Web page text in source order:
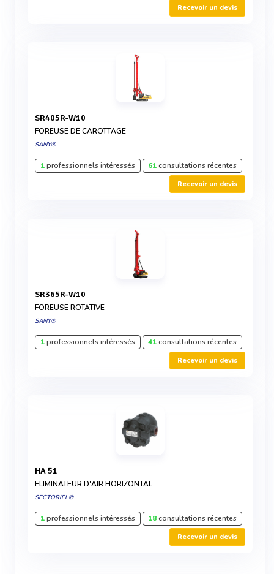
Recevoir un devis
SR405R-W10
FOREUSE DE CAROTTAGE
SANY®
1professionnels intéressés 61consultations récentes
Recevoir un devis
SR365R-W10
FOREUSE ROTATIVE
SANY®
1professionnels intéressés 41consultations récentes
Recevoir un devis
HA 51
ELIMINATEUR D'AIR HORIZONTAL
SECTORIEL®
1professionnels intéressés 18consultations récentes
Recevoir un devis